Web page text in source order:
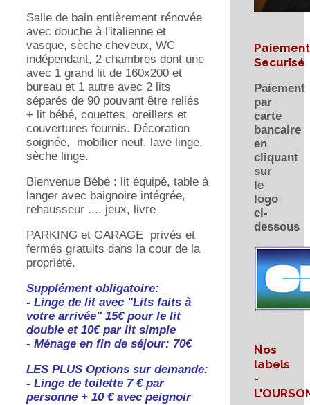
Paiement
Securisé
Paiement
par
carte
bancaire
en
cliquant
sur
le
logo
ci-
dessous
Nos
labels
-
Salle de bain entièrement rénovée
avec douche à l'italienne et
vasque, sèche cheveux, WC
indépendant, 2 chambres dont une
avec 1 grand lit de 160x200 et
bureau et 1 autre avec 2 lits
séparés de 90 pouvant être reliés
+ lit bébé, couettes, oreillers et
couvertures fournis. Décoration
soignée, mobilier neuf, lave linge,
sèche linge.
Bienvenue Bébé : lit équipé, table à
langer avec baignoire intégrée,
rehausseur .... jeux, livre
PARKING et GARAGE privés et
fermés gratuits dans la cour de la
propriété.
Supplément obligatoire:
- Linge de lit avec "Lits faits à
votre arrivée" 15€ pour le lit
double et 10€ par lit simple
- Ménage en fin de séjour: 70€
LES PLUS Options sur demande:
- Linge de toilette 7 € par
personne + 10 € avec peignoir